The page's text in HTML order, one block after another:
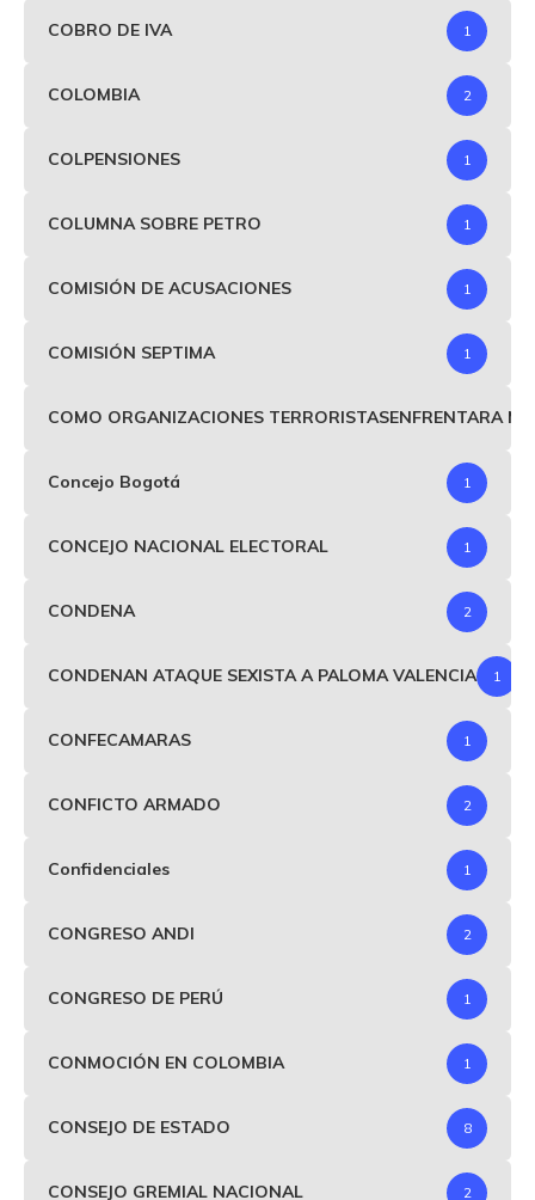
COBRO DE IVA 1
COLOMBIA 2
COLPENSIONES 1
COLUMNA SOBRE PETRO 1
COMISIÓN DE ACUSACIONES 1
COMISIÓN SEPTIMA 1
COMO ORGANIZACIONES TERRORISTASENFRENTARA
Concejo Bogotá 1
CONCEJO NACIONAL ELECTORAL 1
CONDENA 2
CONDENAN ATAQUE SEXISTA A PALOMA VALENCIA 1
CONFECAMARAS 1
CONFICTO ARMADO 2
Confidenciales 1
CONGRESO ANDI 2
CONGRESO DE PERÚ 1
CONMOCIÓN EN COLOMBIA 1
CONSEJO DE ESTADO 8
CONSEJO GREMIAL NACIONAL 2